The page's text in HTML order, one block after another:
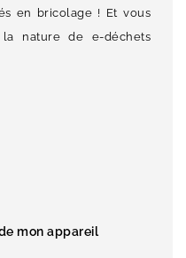
en bricolage ! Et vous
nature de e-déchets
mon appareil